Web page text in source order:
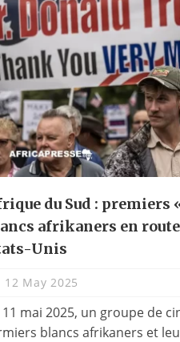
du Sud : premiers
afrikaners en
Unis
12 May 2025
11 mai 2025, un groupe de
blancs afrikaners et